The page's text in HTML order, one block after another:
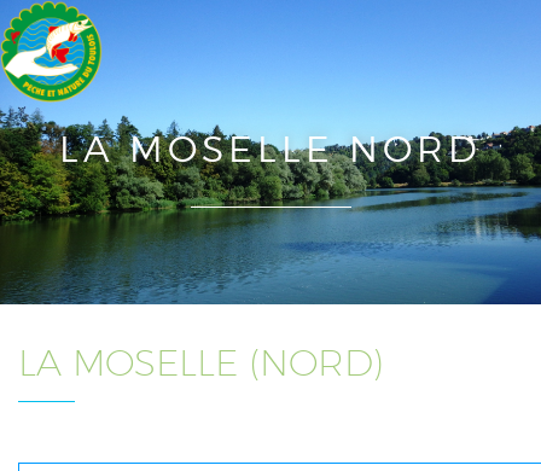
LA MOSELLE NORD
LA MOSELLE (NORD)